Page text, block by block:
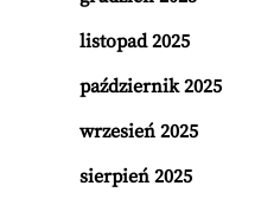
listopad 2025
październik 2025
wrzesień 2025
sierpień 2025